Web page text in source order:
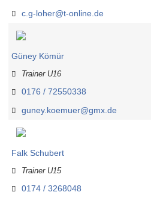
c.g-loher@t-online.de
Güney Kömür
Trainer U16
0176 / 72550338
guney.koemuer@gmx.de
Falk Schubert
Trainer U15
0174 / 3268048